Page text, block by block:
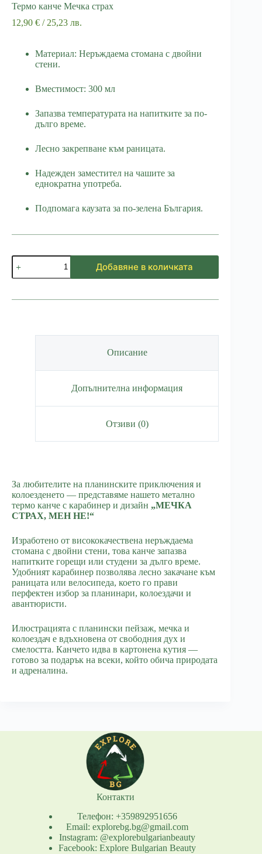
Термо канче Мечка страх
12,90 € / 25,23 лв.
Материал: Неръждаема стомана с двойни
стени.
Вместимост: 300 мл
Запазва температурата на напитките за по-
дълго време.
Лесно закрепване към раницата.
Надежден заместител на чашите за
еднократна употреба.
Подпомага каузата за по-зелена България.
количество
за
Термо
Мечка
Добавяне в количката
Описание
Допълнителна информация
Отзиви (0)
За любителите на планинските приключения и
колоезденето — представяме нашето метално
термо канче с карабинер и дизайн „МЕЧКА
СТРАХ, МЕН НЕ!“
Изработено от висококачествена неръждаема
стомана с двойни стени, това канче запазва
напитките горещи или студени за дълго време.
Удобният карабинер позволява лесно закачане към
раницата или велосипеда, което го прави
перфектен избор за планинари, колоездачи и
авантюристи.
Илюстрацията с планински пейзаж, мечка и
колоездач е вдъхновена от свободния дух и
смелостта. Канчето идва в картонена кутия —
готово за подарък на всеки, който обича природата
и адреналина.
Контакти
Телефон: +359892951656
Email: explorebg.bg@gmail.com
Instagram: @explorebulgarianbeauty
Facebook: Explore Bulgarian Beauty